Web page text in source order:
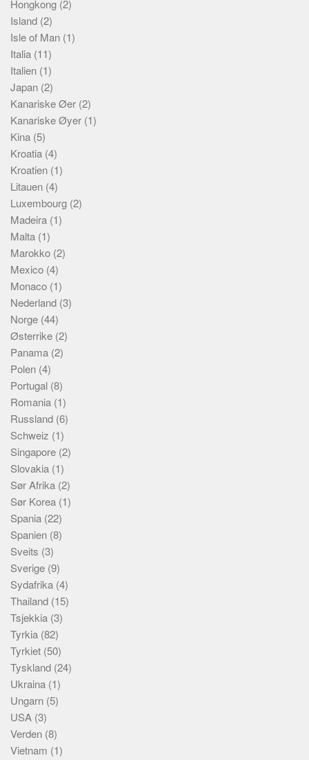
Skatter og avgifter
Statistikk
Alle
Meta
Dokumenttyper
Emner
Skribenter
Personer
Steder
Om
Hjelp
Hongkong (2)
Island (2)
Isle of Man (1)
Italia (11)
Italien (1)
Japan (2)
Kanariske Øer (2)
Kanariske Øyer (1)
Kina (5)
Kroatia (4)
Kroatien (1)
Litauen (4)
Luxembourg (2)
Madeira (1)
Malta (1)
Marokko (2)
Mexico (4)
Monaco (1)
Nederland (3)
Norge (44)
Østerrike (2)
Panama (2)
Polen (4)
Portugal (8)
Romania (1)
Russland (6)
Schweiz (1)
Singapore (2)
Slovakia (1)
Sør Afrika (2)
Sør Korea (1)
Spania (22)
Spanien (8)
Sveits (3)
Sverige (9)
Sydafrika (4)
Thailand (15)
Tsjekkia (3)
Tyrkia (82)
Tyrkiet (50)
Tyskland (24)
Ukraina (1)
Ungarn (5)
USA (3)
Verden (8)
Vietnam (1)